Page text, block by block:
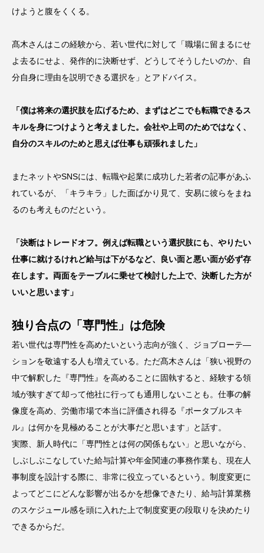
けようと腹をくくる。
髙木さんはこの経験から、若い世代に対して「職場に留まるにせ
よ去るにせよ、発作的に決断せず、どうしてそうしたいのか、自
分自身に理由を説明できる選択を」とアドバイス。
「僕は将来の選択肢を広げるため、まずはどこでも転職できるス
キルを身につけようと考えました。会社や上司のためではなく、
自分のスキルのためと思えば仕事も頑張れました」
またネットやSNSには、転職や起業に成功した若者の記事があふ
れているが、「キラキラ」した面ばかり見て、安易に彼らをまね
るのも考えものだという。
「決断はトレードオフ。例えば転職という選択肢にも、やりたい
仕事に就けるけれど給与は下がるなど、良い面と悪い面が必ず存
在します。両面をテーブルに乗せて検討した上で、決断した方が
いいと思います」
独り合点の「専門性」は危険
若い世代は専門性を高めたいという志向が強く、ジョブローテ―
ションを敬遠する人も増えている。ただ髙木さんは「狭い視野の
中で解釈した『専門性』を高めることに固執すると、経験する領
域が狭すぎて却って他社に行っても通用しないことも。仕事の解
像度を高め、労働市場で本当に評価され得る『ポータブルスキ
ル』は何かを見極めることが大事だと思います」と話す。
実際、新人時代に「専門性とは何の関係もない」と思いながら、
しぶしぶこなしていた給与計算や年金関連の事務作業も、現在人
事制度を設計する際に、非常に役立っているという。制度変更に
よってどこにどんな影響が出るかを想像できたり、給与計算業務
のスケジュール感を頭に入れた上で制度変更の段取りを決めたり
できるからだ。